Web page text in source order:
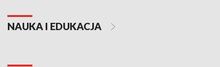
NAUKA I EDUKACJA